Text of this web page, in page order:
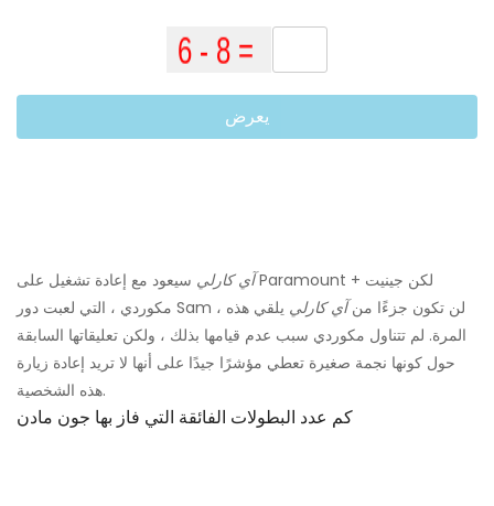
يعرض
آي كارلي سيعود مع إعادة تشغيل على Paramount + لكن جينيت
مكوردي ، التي لعبت دور Sam ، لن تكون جزءًا منآي كارلي يلقي هذه
المرة. لم تتناول مكوردي سبب عدم قيامها بذلك ، ولكن تعليقاتها السابقة
حول كونها نجمة صغيرة تعطي مؤشرًا جيدًا على أنها لا تريد إعادة زيارة
هذه الشخصية.
كم عدد البطولات الفائقة التي فاز بها جون مادن